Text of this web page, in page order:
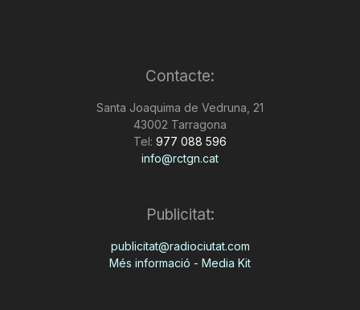
Contacte:
Santa Joaquima de Vedruna, 21
43002 Tarragona
Tel: 977 088 596
info@rctgn.cat
Publicitat:
publicitat@radiociutat.com
Més informació - Media Kit